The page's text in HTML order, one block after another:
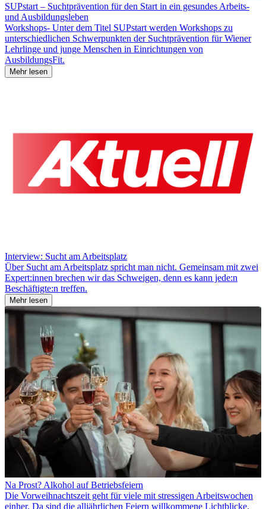
SUPstart – Suchtprävention für den Start in ein gesundes Arbeits-
und Ausbildungsleben
Workshops- Unter dem Titel SUPstart werden Workshops zu
unterschiedlichen Schwerpunkten der Suchtprävention für Wiener
Lehrlinge und junge Menschen in Einrichtungen von
AusbildungsFit.
Mehr lesen
Interview: Sucht am Arbeitsplatz
Über Sucht am Arbeitsplatz spricht man nicht. Gemeinsam mit zwei
Expert:innen brechen wir das Schweigen, denn es kann jede:n
Beschäftigte:n treffen.
Mehr lesen
Na Prost? Alkohol auf Betriebsfeiern
Die Vorweihnachtszeit geht für viele mit stressigen Arbeitswochen
einher. Da sind die alljährlichen Feiern willkommene Lichtblicke.